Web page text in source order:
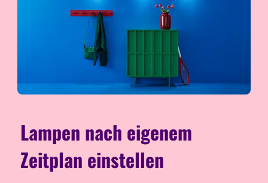
Lampen nach eigenem
Zeitplan einstellen